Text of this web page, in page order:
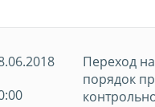
Переход
порядок